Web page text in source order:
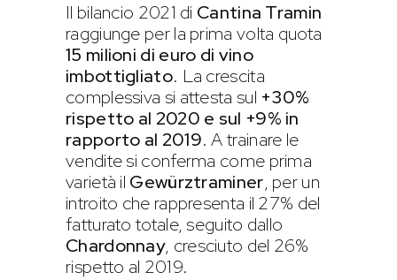
Il bilancio 2021 di Cantina Tramin
raggiunge per la prima volta quota
15 milioni di euro di vino
imbottigliato. La crescita
complessiva si attesta sul +30%
rispetto al 2020 e sul +9% in
rapporto al 2019. A trainare le
vendite si conferma come prima
varietà il Gewürztraminer, per un
introito che rappresenta il 27% del
fatturato totale, seguito dallo
Chardonnay, cresciuto del 26%
rispetto al 2019.